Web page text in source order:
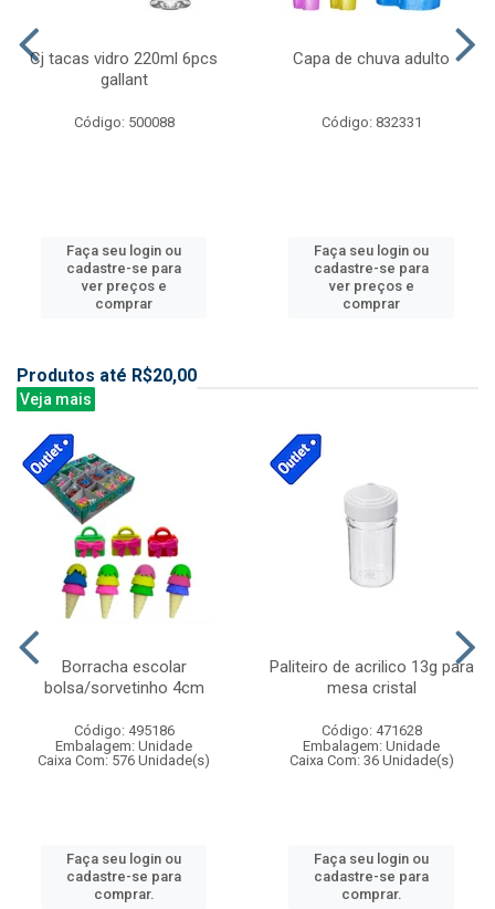
Cj tacas vidro 220ml 6pcs
gallant
Código: 500088
Faça seu login ou
cadastre-se para
ver preços e
comprar
Capa de chuva adulto
Código: 832331
Faça seu login ou
cadastre-se para
ver preços e
comprar
Produtos até R$20,00
Veja mais
Borracha escolar
bolsa/sorvetinho 4cm
Código: 495186
Embalagem: Unidade
Caixa Com: 576 Unidade(s)
Faça seu login ou
cadastre-se para
comprar.
Paliteiro de acrilico 13g para
mesa cristal
Código: 471628
Embalagem: Unidade
Caixa Com: 36 Unidade(s)
Faça seu login ou
cadastre-se para
comprar.